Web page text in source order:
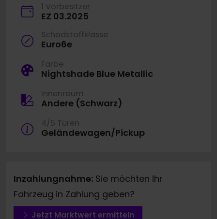
1 Vorbesitzer
EZ 03.2025
Schadstoffklasse
Euro6e
Farbe
Nightshade Blue Metallic
Innenraum
Andere (Schwarz)
4/5 Türen
Geländewagen/Pickup
Inzahlungnahme: Sie möchten Ihr
Fahrzeug in Zahlung geben?
Jetzt Marktwert ermitteln